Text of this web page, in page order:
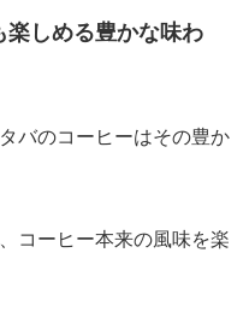
しめる豊かな味わ
バのコーヒーはその豊か
コーヒー本来の風味を楽